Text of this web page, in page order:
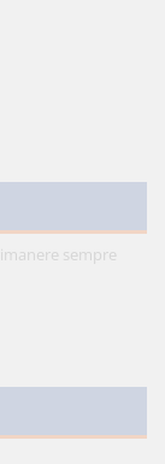
sempre